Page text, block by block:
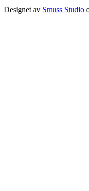
Designet av Smuss Studio